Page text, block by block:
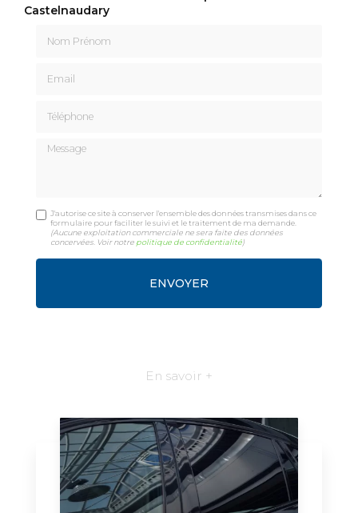
Castelnaudary
Message
J'autorise ce site à conserver l'ensemble des données transmises dans ce
formulaire pour faciliter le suivi et le traitement de ma demande.
(Aucune exploitation commerciale ne sera faite des données
concervées. Voir notre politique de confidentialité)
En savoir +